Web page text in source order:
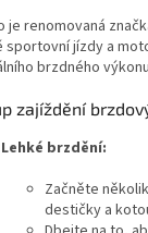
je renomovaná
sportovní jízdy a
brzdného
zajíždění
Lehké brzdění:
Začněte
destičky a